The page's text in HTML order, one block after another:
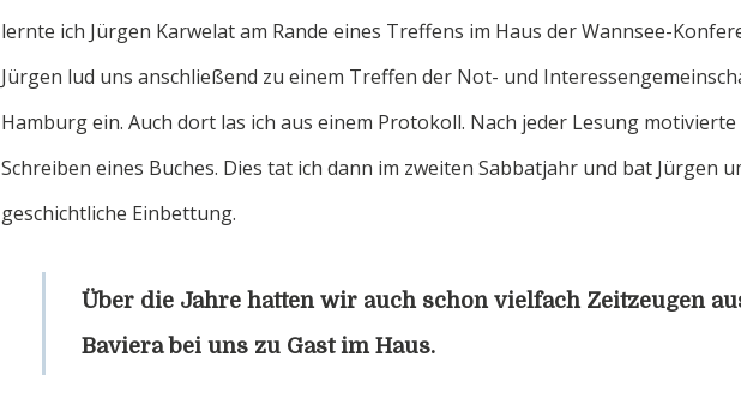
lernte ich Jürgen Karwelat am Rande eines Treffens im Haus der Wannsee-
Jürgen lud uns anschließend zu einem Treffen der Not- und
Hamburg ein. Auch dort las ich aus einem Protokoll. Nach jeder Lesung motivierte
Schreiben eines Buches. Dies tat ich dann im zweiten Sabbatjahr und bat Jürgen
geschichtliche Einbettung.
Über die Jahre hatten wir auch schon vielfach Zeitzeugen
Baviera bei uns zu Gast im Haus.